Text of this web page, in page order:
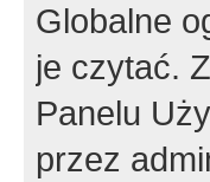
Globalne
je czytać.
Panelu
przez